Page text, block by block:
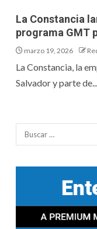
La Constancia
programa GMT
marzo 19, 2026
La Constancia, la
Salvador y parte de...